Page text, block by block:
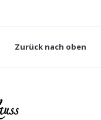
Zurück nach oben